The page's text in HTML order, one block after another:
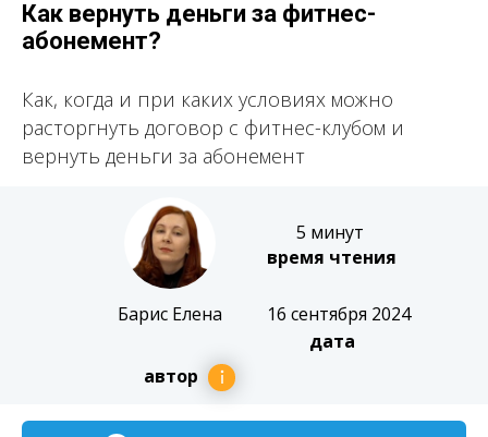
Как вернуть деньги за фитнес-
абонемент?
Как, когда и при каких условиях можно
расторгнуть договор с фитнес-клубом и
вернуть деньги за абонемент
16 сентября 2024
дата
5 минут
время чтения
Барис Елена
автор